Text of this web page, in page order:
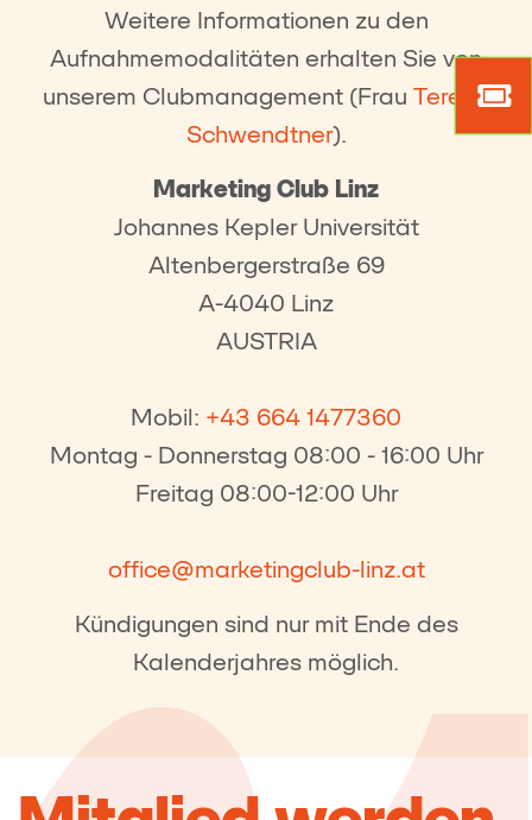
Weitere Informationen zu den
Aufnahmemodalitäten erhalten Sie von
unserem Clubmanagement (Frau Teresa
Schwendtner).
Marketing Club Linz
Johannes Kepler Universität
Altenbergerstraße 69
A-4040 Linz
AUSTRIA
Mobil: +43 664 1477360
Montag - Donnerstag 08:00 - 16:00 Uhr
Freitag 08:00-12:00 Uhr
office@marketingclub-linz.at
Kündigungen sind nur mit Ende des
Kalenderjahres möglich.